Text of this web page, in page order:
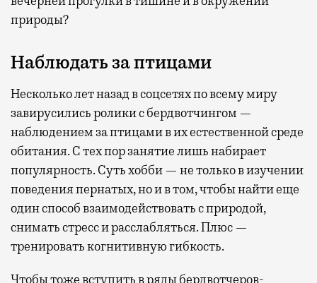
природы?
Наблюдать за птицами
Несколько лет назад в соцсетях по всему миру
завирусились ролики с бердвотчингом —
наблюдением за птицами в их естественной среде
обитания. С тех пор занятие лишь набирает
популярность. Суть хобби — не только в изучении
поведения пернатых, но и в том, чтобы найти еще
один способ взаимодействовать с природой,
снимать стресс и расслабляться. Плюс —
тренировать когнитивную гибкость.
Чтобы тоже вступить в ряды бердвотчеров-